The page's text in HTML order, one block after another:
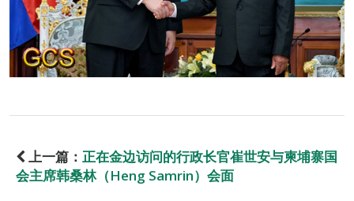
上一篇： 正在金边访问的行政长官崔世安与柬埔寨国
会主席韩桑林（Heng Samrin）会面